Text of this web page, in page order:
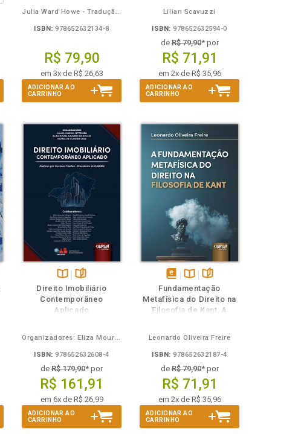
Julia Ward Howe - Tradução: Osvaldo Ferreira de Carvalho
ISBN: 978652632134-8
R$ 79,90
em 3x de R$ 26,63
ADICIONAR AO
CARRINHO
Lilian Scavuzzi
ISBN: 978652632594-0
deR$ 79,90* por
R$ 71,91
em 2x de R$ 35,96
ADICIONAR AO
CARRINHO
Disponível
na
B.V.
páginas
Direito Imobiliário
Contemporâneo
Aplicado
Organizadores: Eliza Moura Navarro de Novaes, Rafael de Oliveira Lage, Daniel Ribeiro Pettersen
ISBN: 978652632608-4
de R$ 179,90* por
R$ 161,91
em 6x de R$ 26,99
ADICIONAR AO
CARRINHO
disponível
em
eBook
Disponível
na
B.V.
páginas
Fundamentação
Metafísica do Direito na
Filosofia de Kant, A
Leonardo Oliveira Freire
ISBN: 978652632187-4
deR$ 79,90* por
R$ 71,91
em 2x de R$ 35,96
ADICIONAR AO
CARRINHO